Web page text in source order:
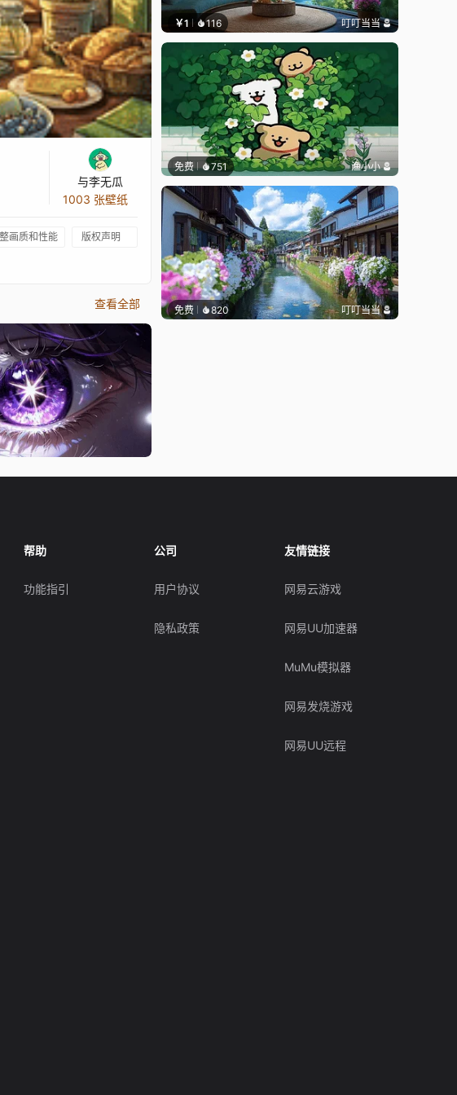
与李无瓜
1003 张壁纸
画质和性能 版权声明
查看全部
￥1 116 叮叮当当
免费 751 渔小小
免费 820 叮叮当当
帮助
功能指引
公司
用户协议
隐私政策
友情链接
网易云游戏
网易UU加速器
MuMu模拟器
网易发烧游戏
网易UU远程